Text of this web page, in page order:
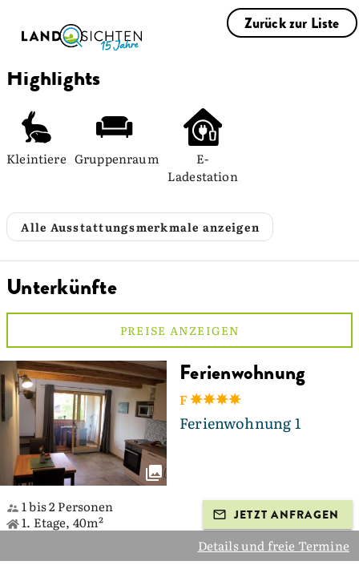
Zurück zur Liste
Highlights
Kleintiere Gruppenraum
E-
Ladestation
Alle Ausstattungsmerkmale anzeigen
Unterkünfte
PREISE ANZEIGEN
Ferienwohnung
F
Ferienwohnung 1
1 bis 2 Personen
1. Etage, 40m²
JETZT ANFRAGEN
Details und freie Termine